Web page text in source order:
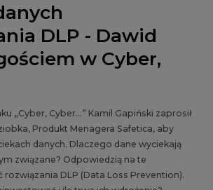
DLP - Dawid
w Cyber,
„Cyber, Cyber…” Kamil Gapiński zaprosił
Produkt Menagera Safetica, aby
danych. Dlaczego dane wyciekają
związane? Odpowiedzią na te
DLP (Data Loss Prevention).